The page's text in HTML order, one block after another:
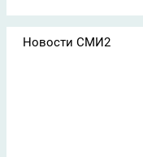
Новости СМИ2